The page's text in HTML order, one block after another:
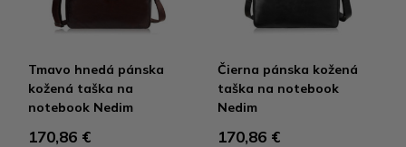
Tmavo hnedá pánska
kožená taška na
notebook Nedim
170,86 €
Čierna pánska kožená
taška na notebook
Nedim
170,86 €